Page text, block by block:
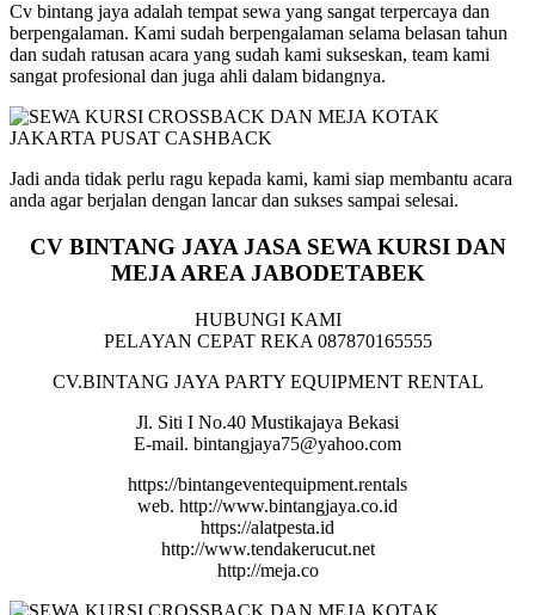
Cv bintang jaya adalah tempat sewa yang sangat terpercaya dan
berpengalaman. Kami sudah berpengalaman selama belasan tahun
dan sudah ratusan acara yang sudah kami sukseskan, team kami
sangat profesional dan juga ahli dalam bidangnya.
Jadi anda tidak perlu ragu kepada kami, kami siap membantu acara
anda agar berjalan dengan lancar dan sukses sampai selesai.
CV BINTANG JAYA JASA SEWA KURSI DAN
MEJA AREA JABODETABEK
HUBUNGI KAMI
PELAYAN CEPAT REKA 087870165555
CV.BINTANG JAYA PARTY EQUIPMENT RENTAL
Jl. Siti I No.40 Mustikajaya Bekasi
E-mail. bintangjaya75@yahoo.com
https://bintangeventequipment.rentals
web. http://www.bintangjaya.co.id
https://alatpesta.id
http://www.tendakerucut.net
http://meja.co